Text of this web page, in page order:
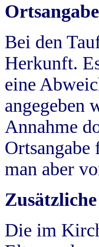
Bei den
Herkunft.
eine
angegeben
Annahme
Ortsangabe
man aber
Die im